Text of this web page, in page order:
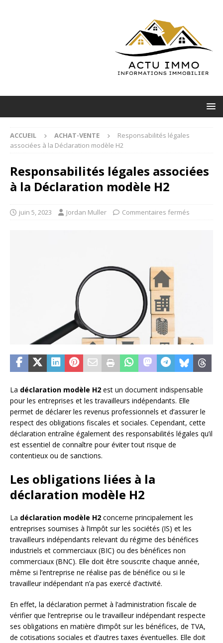
ACCUEIL ACHAT-VENTE
Responsabilités légales
associées à la Déclaration modèle H2
Responsabilités légales associées
à la Déclaration modèle H2
juin 5, 2023 Jordan Muller Commentaires fermés
La déclaration modèle H2 est un document indispensable
pour les entreprises et les travailleurs indépendants. Elle
permet de déclarer les revenus professionnels et d’assurer le
respect des obligations fiscales et sociales. Cependant, cette
déclaration entraîne également des responsabilités légales qu’il
est essentiel de connaître pour éviter tout risque de
contentieux ou de sanctions.
Les obligations liées à la
déclaration modèle H2
La déclaration modèle H2 concerne principalement les
entreprises soumises à l’impôt sur les sociétés (IS) et les
travailleurs indépendants relevant du régime des bénéfices
industriels et commerciaux (BIC) ou des bénéfices non
commerciaux (BNC). Elle doit être souscrite chaque année,
même si l’entreprise ne réalise pas de bénéfice ou si le
travailleur indépendant n’a pas exercé d’activité.
En effet, la déclaration permet à l’administration fiscale de
vérifier que l’entreprise ou le travailleur indépendant respecte
ses obligations en matière d’impôt sur les bénéfices, de TVA,
de cotisations sociales et d’autres taxes éventuelles. Elle doit